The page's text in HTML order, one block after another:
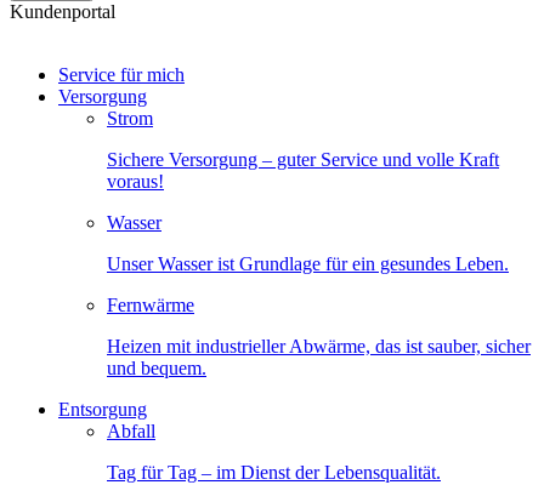
Kundenportal
Service für mich
Versorgung
Strom
Sichere Versorgung – guter Service und volle Kraft
voraus!
Wasser
Unser Wasser ist Grundlage für ein gesundes Leben.
Fernwärme
Heizen mit industrieller Abwärme, das ist sauber, sicher
und bequem.
Entsorgung
Abfall
Tag für Tag – im Dienst der Lebensqualität.